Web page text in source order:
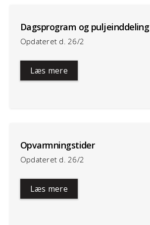
Dagsprogram og puljeinddeling
Opdateret d. 26/2
Læs mere
Opvarmningstider
Opdateret d. 26/2
Læs mere